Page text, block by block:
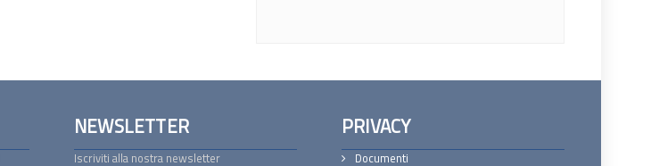
NEWSLETTER
Iscriviti alla nostra newsletter
PRIVACY
Documenti